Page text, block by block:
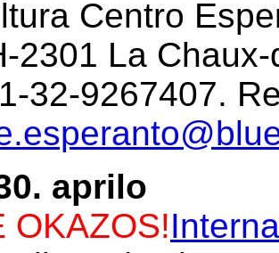
Centro
2301 La
32-9267407.
aprilo
OKAZOS!